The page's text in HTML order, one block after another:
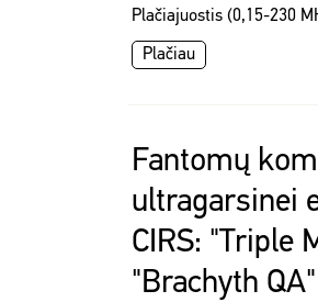
Plačiajuostis (0,15-230
Plačiau
Fantomų
ultragarsinei
CIRS: "Triple
"Brachyth